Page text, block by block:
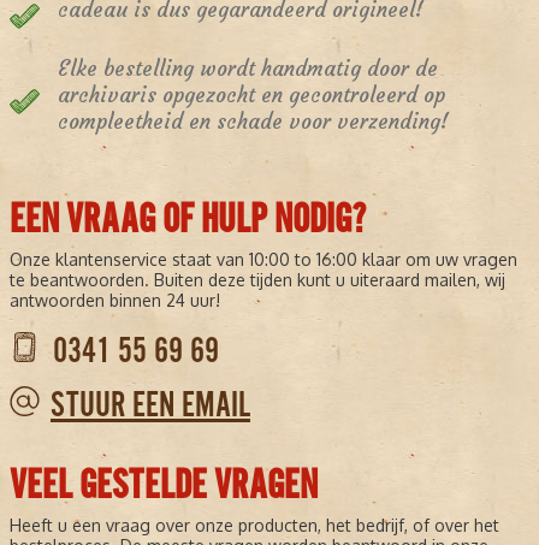
cadeau is dus gegarandeerd origineel!
Elke bestelling wordt handmatig door de
archivaris opgezocht en gecontroleerd op
compleetheid en schade voor verzending!
EEN VRAAG OF HULP NODIG?
Onze klantenservice staat van 10:00 to 16:00 klaar om uw vragen
te beantwoorden. Buiten deze tijden kunt u uiteraard mailen, wij
antwoorden binnen 24 uur!
0341 55 69 69
STUUR EEN EMAIL
VEEL GESTELDE VRAGEN
Heeft u een vraag over onze producten, het bedrijf, of over het